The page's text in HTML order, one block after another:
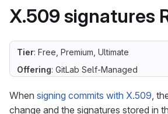
X.509 signatures
Tier: Free, Premium, Ultimate
Offering: GitLab Self-Managed
When signing commits with X.509,
change and the signatures stored in